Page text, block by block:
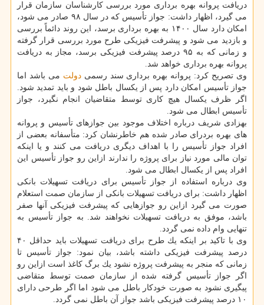
دریافت پروانه بهره برداری مورد بررسی كارشناسان سازمان قرار
می گیرد، اظهار داشت: جواز تأسیس كه در سال ۹۸ صادر می شود،
امكان دارد سال ۱۴۰۰ به بهره برداری برسد، این روند دائماً بررسی
و بازدید می شود و پیشرفت فیزیكی طرح مورد بررسی قرار گرفته
و زمانی كه به ۹۵ درصد پیشرفت فیزیكی برسد، مجاز به دریافت
پروانه بهره برداری خواهد شد.
وی تصریح كرد: پروانه بهره برداری سند رسمیدولت می باشد اما
جواز تأسیس امكان دارد پس از یكسال باطل شود و باید تمدید شود.
اگر ظرف یكسال هیچ كاری توسط متقاضیان انجام نگیرد، جواز
تأسیس ابطال می شود.
بهزادی شریف درباره اختلاف موجود بین جوازهای تأسیس و پروانه
های بهره بردرای صادر شده هم خاطرنشان كرد: متأسفانه بعضی از
افراد جواز تأسیس را با اهداف دیگری دریافت می كنند و یا اینكه
توان مالی مورد نیاز برای پروژه را ندارند ازاین رو جواز تأسیس این
افراد پس از یكسال ابطال می شود.
وی درباره استفاده از جواز تأسیس برای دریافت تسهیلات بانكی
اظهار داشت: برای دریافت تسهیلات بانكی از سازمان صمت استعلام
صورت می گیرد ازاین رو جوازهایی كه پیشرفت فیزیكی آنها صفر
باشد، موفق به دریافت تسهیلات نخواهند شد. به جواز تأسیس به
تنهایی وام داده نمی گردد.
وی با تاكید بر اینكه یك طرح برای دریافت تسهیلات باید حداقل ۴۰
درصد پیشرفت فیزیكی داشته باشد، بیان نمود: جواز تأسیس تا
زمانی كه منجر به پیشرفت پروژه نشود یك برگ كاغذ است ازاین رو
اگر جواز تأسیس گرفته شده از سازمان صمت توسط متقاضی
پیگیری نشود به صورت خودكار باطل می شود اما اگر طرحی دارای
۱۰ درصد پیشرفت فیزیكی باشد جواز آن باطل نمی گردد.